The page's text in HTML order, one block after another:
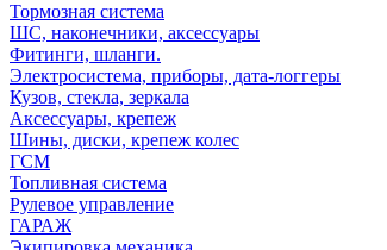
Тормозная система
ШС, наконечники, аксессуары
Фитинги, шланги.
Электросистема, приборы, дата-логгеры
Кузов, стекла, зеркала
Аксессуары, крепеж
Шины, диски, крепеж колес
ГСМ
Топливная система
Рулевое управление
ГАРАЖ